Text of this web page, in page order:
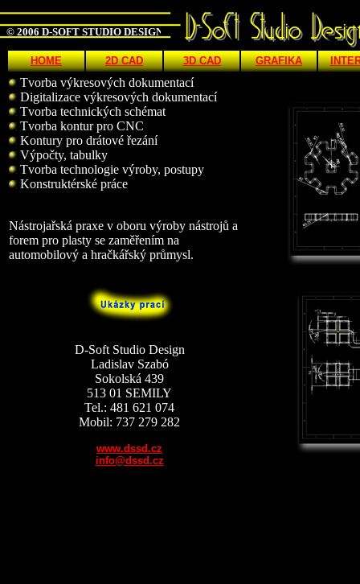
© 2006 D-SOFT STUDIO DESIGN
HOME 2D CAD 3D CAD GRAFIKA
Tvorba výkresových dokumentací
Digitalizace výkresových dokumentací
Tvorba technických schémat
Tvorba kontur pro CNC
Kontury pro drátové řezání
Výpočty, tabulky
Tvorba technologie výroby, postupy
Konstruktérské práce
Nástrojařská praxe v oboru výroby nástrojů a
forem pro plasty se zaměřením na
automobilový a hračkářský průmysl.
D-Soft Studio Design
Ladislav Szabó
Sokolská 439
513 01 SEMILY
Tel.: 481 621 074
Mobil: 737 279 282
www.dssd.cz
info@dssd.cz